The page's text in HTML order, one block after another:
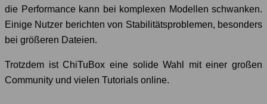
die Performance kann bei komplexen Modellen schwanken.
Einige Nutzer berichten von Stabilitätsproblemen, besonders
bei größeren Dateien.
Trotzdem ist ChiTuBox eine solide Wahl mit einer großen
Community und vielen Tutorials online.